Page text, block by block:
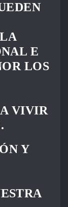
E
LOS
VIVIR
Y